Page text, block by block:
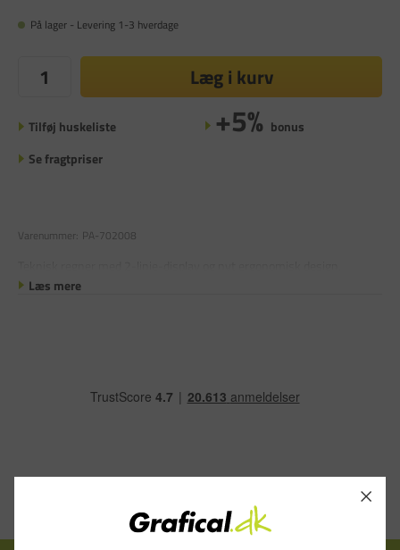
På lager - Levering 1-3 hverdage
Læg i kurv
Tilføj huskeliste +5% bonus
Se fragtpriser
Varenummer: PA-702008
Læs mere